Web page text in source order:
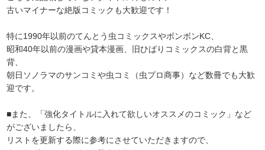
古いマイナーな絶版コミックも大歓迎です！
特に1990年以前のてんとう虫コミックスやボンボンKC、
昭和40年以前の漫画や貸本漫画、旧ひばりコミックスの白背と黒
背、
朝日ソノラマのサンコミや虫コミ（虫プロ商事）など数冊でも大歓
迎です。
■また、「強化タイトルに入れて欲しいオススメのコミック」など
がございましたら、
リストを更新する際に参考にさせていただきますので、